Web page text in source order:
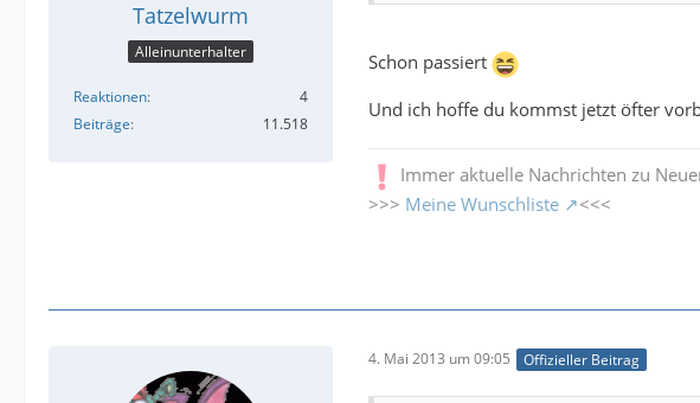
Tatzelwurm
Alleinunterhalter
Reaktionen
4
Beiträge
11.518
Schon passiert
Und ich hoffe du kommst jetzt öfter
Immer aktuelle Nachrichten zu
>>> Meine Wunschliste <<<
4. Mai 2013 um 09:05 Offizieller Beitrag